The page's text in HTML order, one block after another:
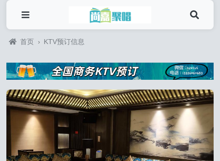
首页 › KTV预订信息